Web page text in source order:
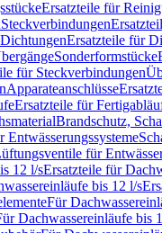
Ersatzteile für
Steckverbindungen
DichtungenErsatzteile für
Sonderformstücke
für Steckverbindungen
Apparateanschlüsse
Ersatzteile für
Brandschutz,
für
12 l/sErsatzteile für
bis 12 l/s
Für
Dachwassereinläufe bis